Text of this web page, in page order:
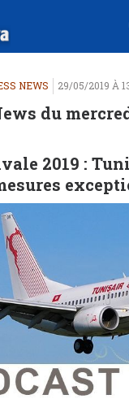
NEWS 29/05/2019 À
du
2019 :